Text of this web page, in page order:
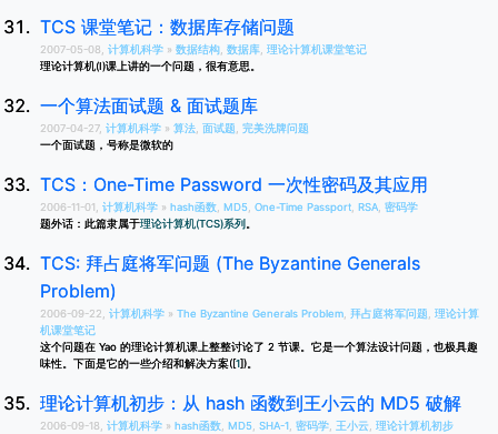
TCS 课堂笔记：数据库存储问题
2007-05-08, 计算机科学 » 数据结构, 数据库, 理论计算机课堂笔记
理论计算机(I)课上讲的一个问题，很有意思。
一个算法面试题 & 面试题库
2007-04-27, 计算机科学 » 算法, 面试题, 完美洗牌问题
一个面试题，号称是微软的
TCS：One-Time Password 一次性密码及其应用
2006-11-01, 计算机科学 » hash函数, MD5, One-Time Passport, RSA, 密码学
题外话：此篇隶属于理论计算机(TCS)系列 。
TCS: 拜占庭将军问题 (The Byzantine Generals
Problem)
2006-09-22, 计算机科学 » The Byzantine Generals Problem, 拜占庭将军问题, 理论计算
机课堂笔记
这个问题在 Yao 的理论计算机课上整整讨论了 2 节课。它是一个算法设计问题，也极具趣
味性。下面是它的一些介绍和解决方案([1])。
理论计算机初步：从 hash 函数到王小云的 MD5 破解
2006-09-18, 计算机科学 » hash函数, MD5, SHA-1, 密码学, 王小云, 理论计算机初步